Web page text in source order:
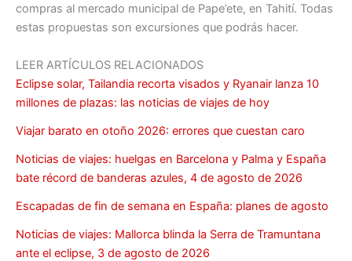
compras al mercado municipal de Pape’ete, en Tahití. Todas
estas propuestas son excursiones que podrás hacer.
LEER ARTÍCULOS RELACIONADOS
Eclipse solar, Tailandia recorta visados y Ryanair lanza 10
millones de plazas: las noticias de viajes de hoy
Viajar barato en otoño 2026: errores que cuestan caro
Noticias de viajes: huelgas en Barcelona y Palma y España
bate récord de banderas azules, 4 de agosto de 2026
Escapadas de fin de semana en España: planes de agosto
Noticias de viajes: Mallorca blinda la Serra de Tramuntana
ante el eclipse, 3 de agosto de 2026